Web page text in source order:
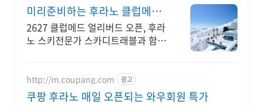
미리준비하는 후라노 클럽메드
얼리버드예약 오픈
2627 클럽메드 얼리버드 오픈, 후라
노 스키전문가 스카디트래블과 함께
http://m.coupang.com 광고
쿠팡 후라노 매일 오픈되는 와우회원 특가